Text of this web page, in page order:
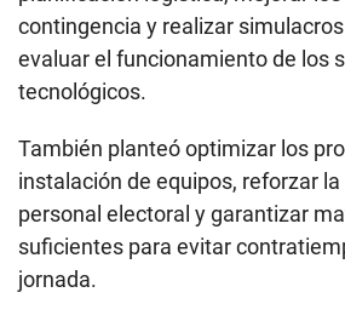
contingencia y realizar
evaluar el funcionamiento de los
tecnológicos.
También planteó optimizar los
instalación de equipos, reforzar la
personal electoral y garantizar
suficientes para evitar
jornada.